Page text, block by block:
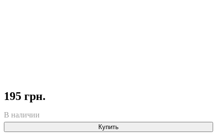
195 грн.
В наличии
Купить